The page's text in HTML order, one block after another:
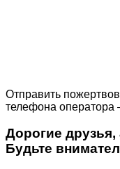
Отправить
телефона
Дорогие
Будьте